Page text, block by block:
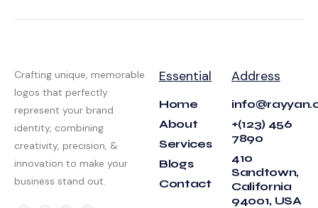
Crafting unique, memorable
logos that perfectly
represent your brand
identity, combining
creativity, precision, &
innovation to make your
business stand out.
Essential
Home
About
Services
Blogs
Contact
Address
+(123) 456
7890
410
Sandtown,
California
94001, USA